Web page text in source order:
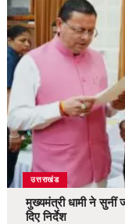
उत्तराखंड
मुख्यमंत्री धामी ने सुनीं
दिए निर्देश